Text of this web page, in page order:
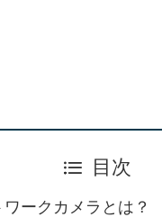
目次
ワークカメラとは？